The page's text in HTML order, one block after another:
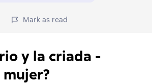
Mark as read
y la criada -